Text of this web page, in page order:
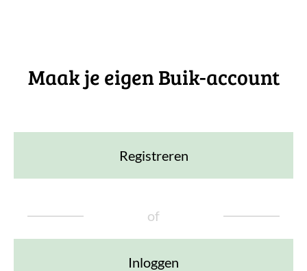
Maak je eigen Buik-account
Registreren
of
Inloggen